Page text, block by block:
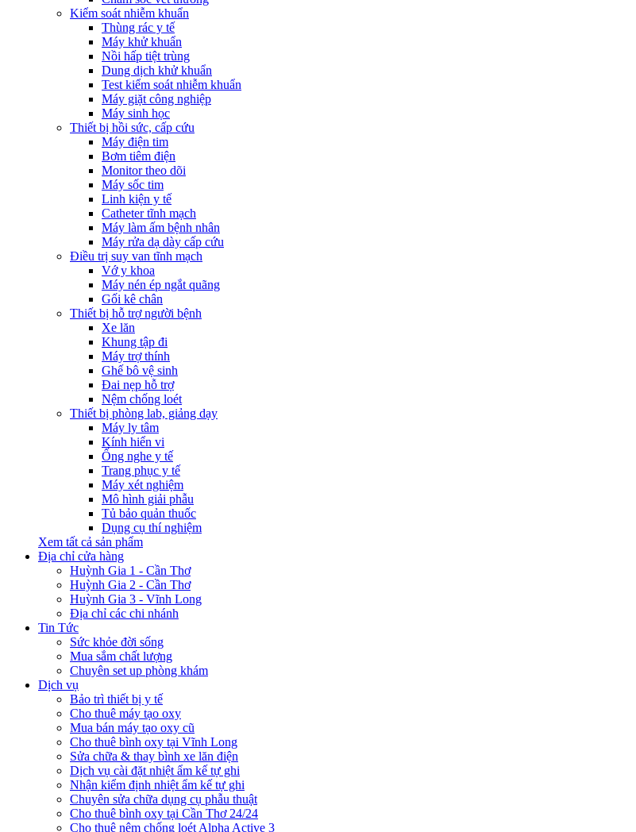
Kiểm soát nhiễm khuẩn
Thùng rác y tế
Máy khử khuẩn
Nồi hấp tiệt trùng
Dung dịch khử khuẩn
Test kiểm soát nhiễm khuẩn
Máy giặt công nghiệp
Máy sinh học
Thiết bị hồi sức, cấp cứu
Máy điện tim
Bơm tiêm điện
Monitor theo dõi
Máy sốc tim
Linh kiện y tế
Catheter tĩnh mạch
Máy làm ấm bệnh nhân
Máy rửa dạ dày cấp cứu
Điều trị suy van tĩnh mạch
Vớ y khoa
Máy nén ép ngắt quãng
Gối kê chân
Thiết bị hỗ trợ người bệnh
Xe lăn
Khung tập đi
Máy trợ thính
Ghế bô vệ sinh
Đai nẹp hỗ trợ
Nệm chống loét
Thiết bị phòng lab, giảng dạy
Máy ly tâm
Kính hiển vi
Ống nghe y tế
Trang phục y tế
Máy xét nghiệm
Mô hình giải phẫu
Tủ bảo quản thuốc
Dụng cụ thí nghiệm
Xem tất cả sản phẩm
Địa chỉ cửa hàng
Huỳnh Gia 1 - Cần Thơ
Huỳnh Gia 2 - Cần Thơ
Huỳnh Gia 3 - Vĩnh Long
Địa chỉ các chi nhánh
Tin Tức
Sức khỏe đời sống
Mua sắm chất lượng
Chuyên set up phòng khám
Dịch vụ
Bảo trì thiết bị y tế
Cho thuê máy tạo oxy
Mua bán máy tạo oxy cũ
Cho thuê bình oxy tại Vĩnh Long
Sửa chữa & thay bình xe lăn điện
Dịch vụ cài đặt nhiệt ẩm kế tự ghi
Nhận kiểm định nhiệt ẩm kế tự ghi
Chuyên sửa chữa dụng cụ phẫu thuật
Cho thuê bình oxy tại Cần Thơ 24/24
Cho thuê nệm chống loét Alpha Active 3